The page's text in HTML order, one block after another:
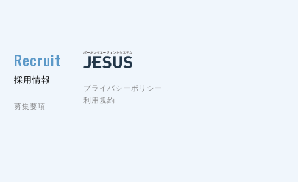
Recruit
採用情報
募集要項
プライバシーポリシー
利用規約